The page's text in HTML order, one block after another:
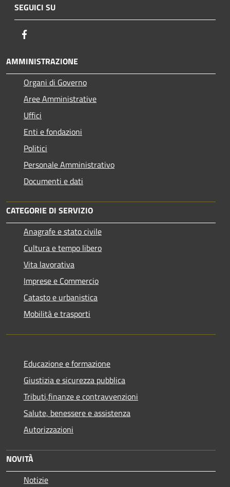
SEGUICI SU
AMMINISTRAZIONE
Organi di Governo
Aree Amministrative
Uffici
Enti e fondazioni
Politici
Personale Amministrativo
Documenti e dati
CATEGORIE DI SERVIZIO
Anagrafe e stato civile
Cultura e tempo libero
Vita lavorativa
Imprese e Commercio
Catasto e urbanistica
Mobilità e trasporti
Educazione e formazione
Giustizia e sicurezza pubblica
Tributi,finanze e contravvenzioni
Salute, benessere e assistenza
Autorizzazioni
NOVITÀ
Notizie